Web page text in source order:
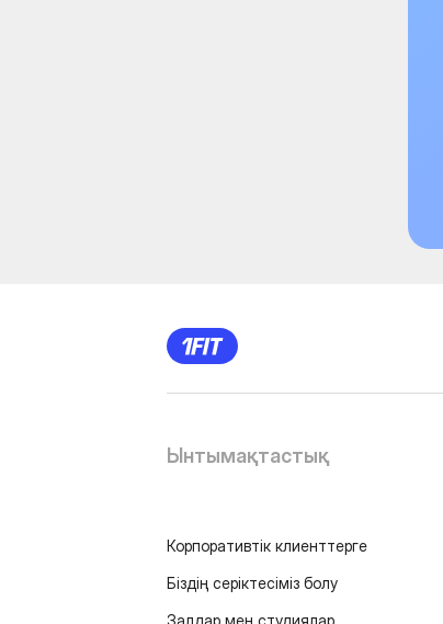
Ынтымақтастық
Корпоративтік клиенттерге
Біздің серіктесіміз болу
Залдар мен студиялар